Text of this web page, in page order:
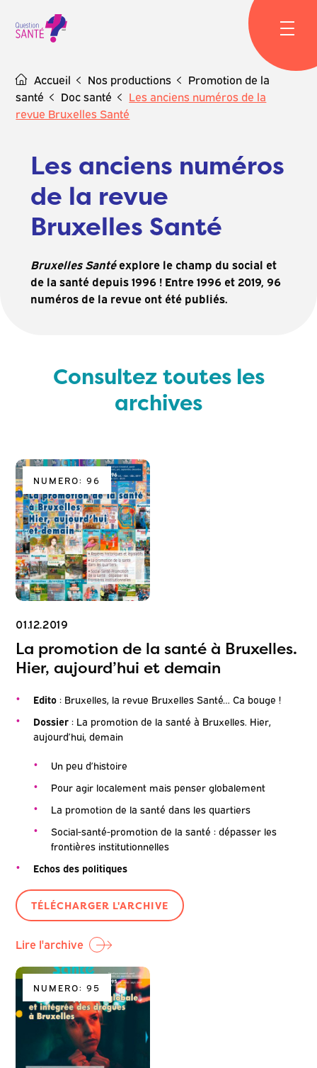
content
Accueil Nos productions
Promotion de la
santé
Doc santé
Les anciens numéros de la
revue Bruxelles Santé
Les anciens numéros
de la revue
Bruxelles Santé
Bruxelles Santéexplore le champ du social et
de la santé depuis 1996 ! Entre 1996 et 2019, 96
numéros de la revue ont été publiés.
Consultez toutes les
archives
NUMERO: 96
01.12.2019
La promotion de la santé à Bruxelles.
Hier, aujourd’hui et demain
Edito : Bruxelles, la revue Bruxelles Santé… Ca bouge !
Dossier : La promotion de la santé à Bruxelles. Hier,
aujourd’hui, demain
Un peu d’histoire
Pour agir localement mais penser globalement
La promotion de la santé dans les quartiers
Social-santé-promotion de la santé : dépasser les
frontières institutionnelles
Echos des politiques
TÉLÉCHARGER L'ARCHIVE
Lire l'archive
NUMERO: 95